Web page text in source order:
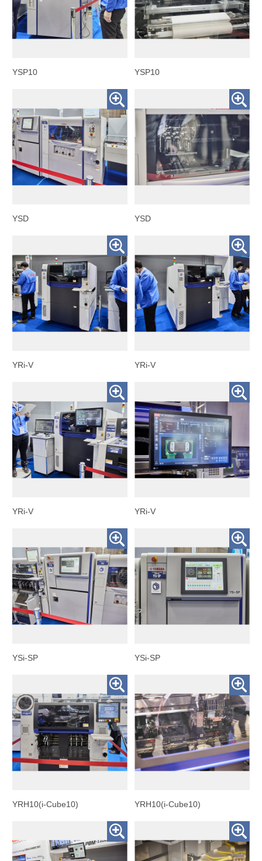
YSP10 YSP10
YSD YSD
YRi-V YRi-V
YRi-V YRi-V
YSi-SP YSi-SP
YRH10(i-Cube10) YRH10(i-Cube10)